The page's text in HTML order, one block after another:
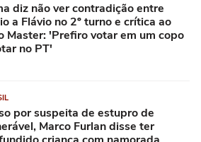
diz não ver contradição entre
a Flávio no 2º turno e crítica ao
Master: 'Prefiro votar em um copo
no PT'
por suspeita de estupro de
Marco Furlan disse ter